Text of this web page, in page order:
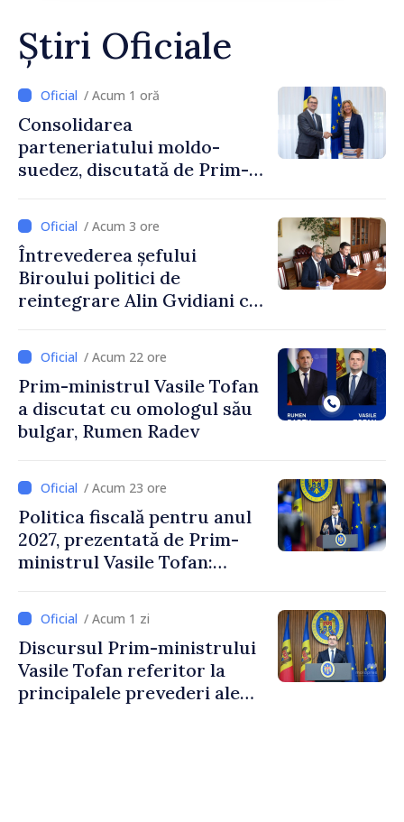
Știri Oficiale
/ Acum 1 oră
Consolidarea
parteneriatului moldo-
suedez, discutată de Prim-
Ambasadoarea Suediei,
Petra Lärke/ Acum 3 ore
Întrevederea șefului
Biroului politici de
reintegrare Alin Gvidiani cu
Comitetului Internațional al
Crucii Roșii în Moldova
/ Acum 22 ore
Prim-ministrul Vasile Tofan
a discutat cu omologul său
bulgar, Rumen Radev
/ Acum 23 ore
Politica fiscală pentru anul
2027, prezentată de Prim-
ministrul Vasile Tofan:
stimularea investițiilor și o
taxare mai echitabilă
/ Acum 1 zi
Discursul Prim-ministrului
Vasile Tofan referitor la
principalele prevederi ale